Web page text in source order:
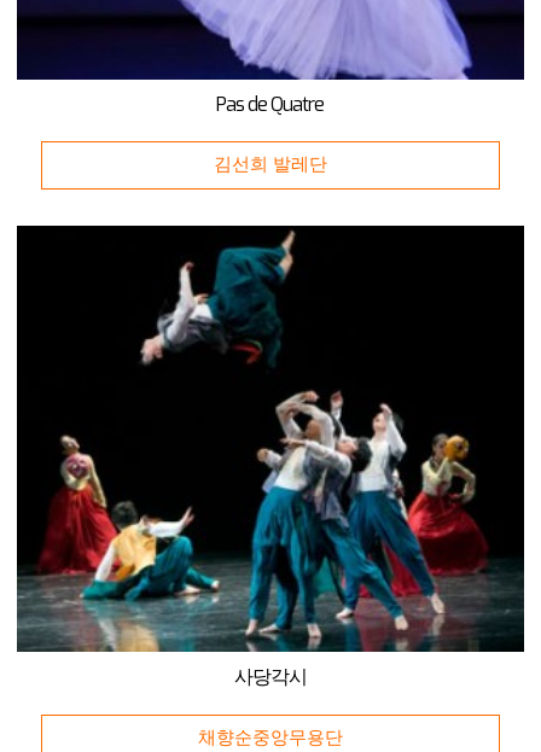
Pas de Quatre
김선희 발레단
사당각시
채향순중앙무용단